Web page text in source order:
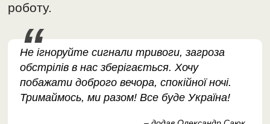
роботу.
Не ігноруйте сигнали тривоги, загроза
обстрілів в нас зберігається. Хочу
побажати доброго вечора, спокійної ночі.
Тримаймось, ми разом! Все буде Україна!